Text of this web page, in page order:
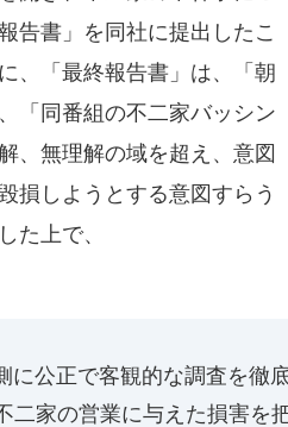
告書」を同社に提出したこ
、「最終報告書」は、「朝
「同番組の不二家バッシン
、無理解の域を超え、意図
損しようとする意図すらう
た上で、
に公正で客観的な調査を徹
二家の営業に与えた損害を